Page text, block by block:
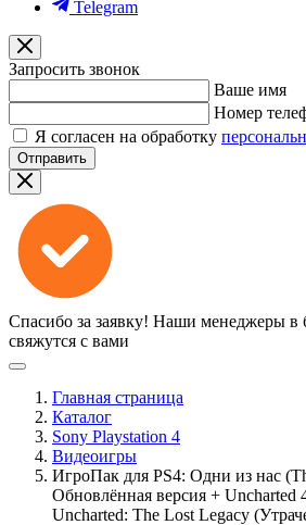
Telegram
Запросить звонок
Ваше имя
Номер
Я согласен на обработку
Отправить
Спасибо за заявку! Наши менеджеры в
свяжутся с вами
Главная страница
Каталог
Sony Playstation 4
Видеоигры
ИгроПак для PS4: Одни из нас
Обновлённая версия + Uncharted
Uncharted: The Lost Legacy